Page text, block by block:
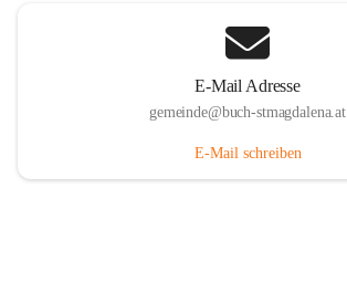
E-Mail Adresse
gemeinde@buch-stmagdalena.at
E-Mail schreiben